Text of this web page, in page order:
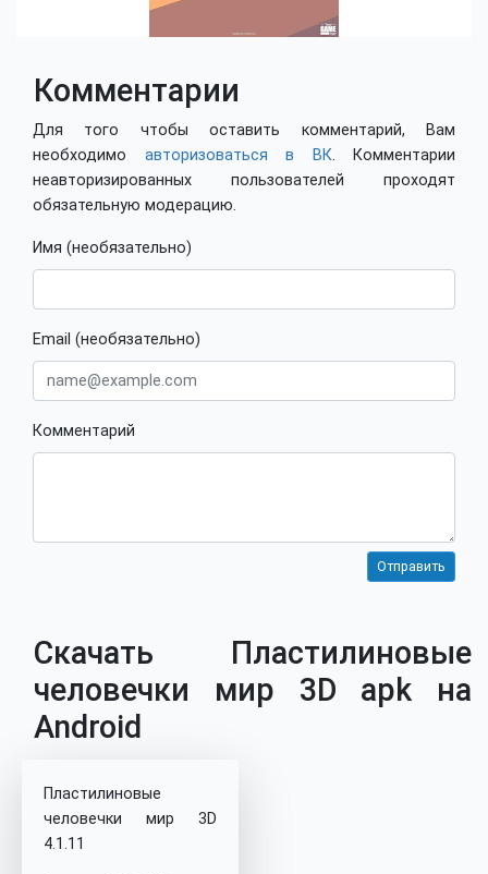
Комментарии
Для того чтобы оставить комментарий, Вам
необходимо авторизоваться в ВК. Комментарии
неавторизированных пользователей проходят
обязательную модерацию.
Имя (необязательно)
Email (необязательно)
Комментарий
Скачать Пластилиновые
человечки мир 3D apk на
Android
Пластилиновые
человечки мир 3D
4.1.11